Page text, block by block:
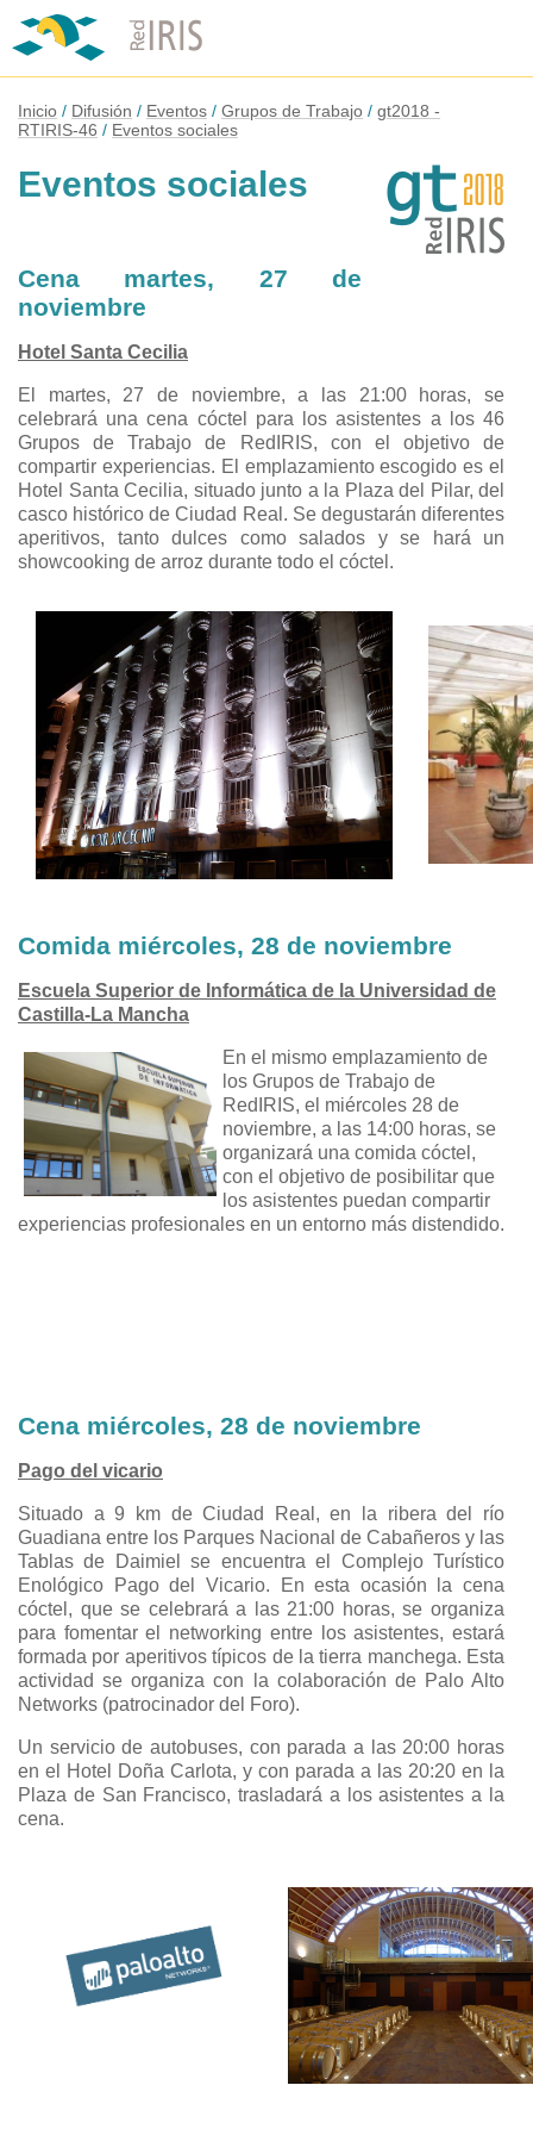
Inicio Difusión Eventos Grupos de Trabajo
gt2018 -
RTIRIS-46
Eventos sociales
Eventos sociales
Cena martes, 27 de
noviembre
Hotel Santa Cecilia
El martes, 27 de noviembre, a las 21:00 horas, se
celebrará una cena cóctel para los asistentes a los 46
Grupos de Trabajo de RedIRIS, con el objetivo de
compartir experiencias. El emplazamiento escogido es el
Hotel Santa Cecilia, situado junto a la Plaza del Pilar, del
casco histórico de Ciudad Real. Se degustarán diferentes
aperitivos, tanto dulces como salados y se hará un
showcooking de arroz durante todo el cóctel.
Comida miércoles, 28 de noviembre
Escuela Superior de Informática de la Universidad de
Castilla-La Mancha
En el mismo emplazamiento de
los Grupos de Trabajo de
RedIRIS, el miércoles 28 de
noviembre, a las 14:00 horas, se
organizará una comida cóctel,
con el objetivo de posibilitar que
los asistentes puedan compartir
experiencias profesionales en un entorno más distendido.
Cena miércoles, 28 de noviembre
Pago del vicario
Situado a 9 km de Ciudad Real, en la ribera del río
Guadiana entre los Parques Nacional de Cabañeros y las
Tablas de Daimiel se encuentra el Complejo Turístico
Enológico Pago del Vicario. En esta ocasión la cena
cóctel, que se celebrará a las 21:00 horas, se organiza
para fomentar el networking entre los asistentes, estará
formada por aperitivos típicos de la tierra manchega. Esta
actividad se organiza con la colaboración de Palo Alto
Networks (patrocinador del Foro).
Un servicio de autobuses, con parada a las 20:00 horas
en el Hotel Doña Carlota, y con parada a las 20:20 en la
Plaza de San Francisco, trasladará a los asistentes a la
cena.